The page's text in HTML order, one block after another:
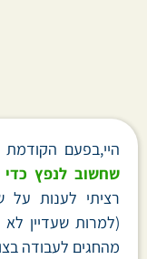
היי,בפעם הקודמת
שחשוב לנפץ
רציתי לענות על
(למרות שעדיין
מהחגים לעבודה